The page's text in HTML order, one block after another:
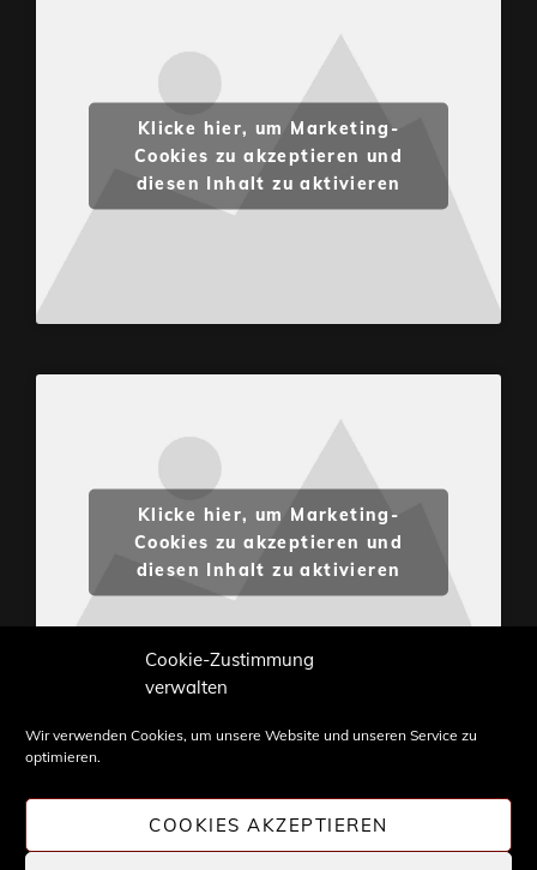
Cookie-Zustimmung
verwalten
Wir verwenden Cookies, um unsere Website und unseren Service zu
optimieren.
COOKIES AKZEPTIEREN
Klicke hier, um Marketing-
Cookies zu akzeptieren und
diesen Inhalt zu aktivieren
Klicke hier, um Marketing-
Cookies zu akzeptieren und
diesen Inhalt zu aktivieren
Weiterverwendung nur mit Zustimmung von
STONE PROG.